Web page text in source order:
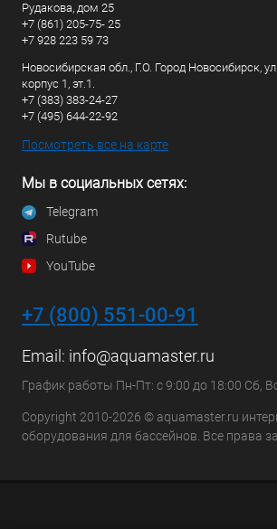
Рудакова, дом 25
+7 (861) 205-75- 25
+7 928 223 59 73
Новосибирская обл., Г.О. Город Новосибирск,
корпус 1, эт.1.
+7 (383) 383-24-27
+7 (495) 644-22-92
Посмотреть все на карте
Мы в социальных сетях:
Telegram
Rutube
YouTube
+7 (800) 551-00-91
Email: info@aquamaster.ru
График работы Пн-Пт: с 9:00 до 18:00 Сб,
Copyright 2010-2026 © aquamaster.ru
оборудования для бассейнов. Все права